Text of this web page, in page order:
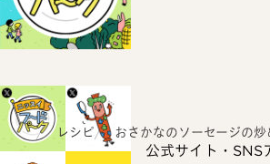
公式サイト・SNS
ホーム レシピ おさかなのソーセージの